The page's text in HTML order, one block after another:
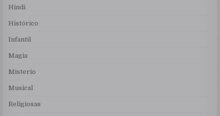
Hindi
Histórico
Infantil
Magia
Misterio
Musical
Religiosas